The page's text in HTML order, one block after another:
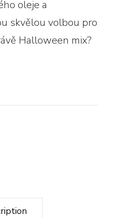
oleje a
skvělou volbou pro
Halloween mix?